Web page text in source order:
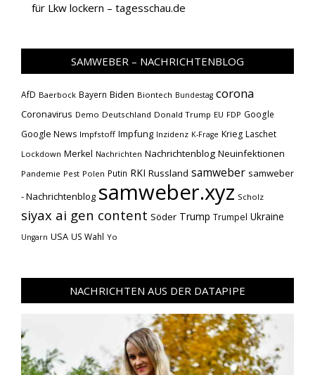
für Lkw lockern – tagesschau.de
SAMWEBER – NACHRICHTENBLOG
AfD Baerbock Bayern Biden Biontech Bundestag corona
Coronavirus Demo Deutschland Donald Trump EU FDP Google
Google News Impfstoff Impfung Inzidenz K-Frage Krieg Laschet
Lockdown Merkel Nachrichten Nachrichtenblog Neuinfektionen
Pandemie Pest Polen Putin RKI Russland samweber samweber
- Nachrichtenblog samweber.xyz Scholz
siyax ai gen content Söder Trump Trumpel Ukraine
Ungarn USA US Wahl Yo
NACHRICHTEN AUS DER DATAPIPE